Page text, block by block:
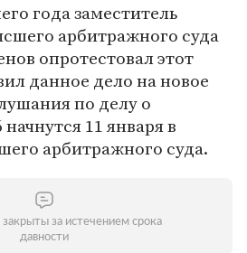
года заместитель
арбитражного суда
опротестовал этот
данное дело на новое
по делу о
11 января в
арбитражного суда.
за истечением срока
давности